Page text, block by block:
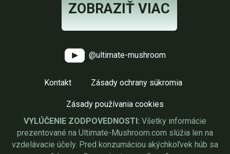
ZOBRAZIŤ VIAC
@ultimate-mushroom
Kontakt Zásady ochrany súkromia
Zásady používania cookies
VYLÚČENIE ZODPOVEDNOSTI: Všetky informácie
prezentované na Ultimate-Mushroom.com slúžia len na
vzdelávacie účely. Pred konzumáciou akýchkoľvek húb sa